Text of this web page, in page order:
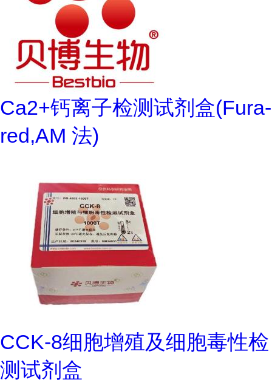
Ca2+钙离子检测试剂盒(Fura-
red,AM 法)
CCK-8细胞增殖及细胞毒性检
测试剂盒